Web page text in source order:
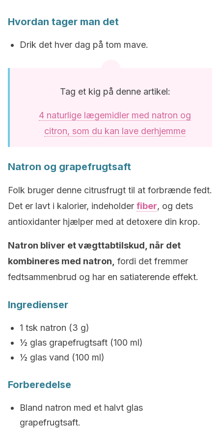
Hvordan tager man det
Drik det hver dag på tom mave.
Tag et kig på denne artikel:
4 naturlige lægemidler med natron og
citron, som du kan lave derhjemme
Natron og grapefrugtsaft
Folk bruger denne citrusfrugt til at forbrænde fedt.
Det er lavt i kalorier, indeholder fiber, og dets
antioxidanter hjælper med at detoxere din krop.
Natron bliver et vægttabtilskud, når det
kombineres med natron, fordi det fremmer
fedtsammenbrud og har en satiaterende effekt.
Ingredienser
1 tsk natron (3 g)
½ glas grapefrugtsaft (100 ml)
½ glas vand (100 ml)
Forberedelse
Bland natron med et halvt glas
grapefrugtsaft.